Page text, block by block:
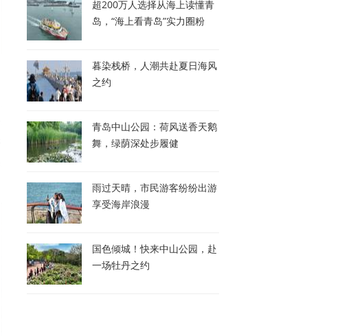
超200万人选择从海上读懂青
岛，“海上看青岛”实力圈粉
暮染栈桥，人潮共赴夏日海风
之约
青岛中山公园：荷风送香天鹅
舞，绿荫深处步履健
雨过天晴，市民游客纷纷出游
享受海岸浪漫
国色倾城！快来中山公园，赴
一场牡丹之约